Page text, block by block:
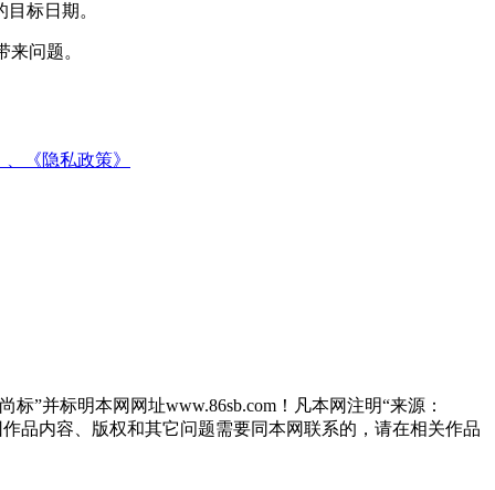
标日期。
问题。
《隐私政策》
”并标明本网网址www.86sb.com！凡本网注明“来源：
品内容、版权和其它问题需要同本网联系的，请在相关作品